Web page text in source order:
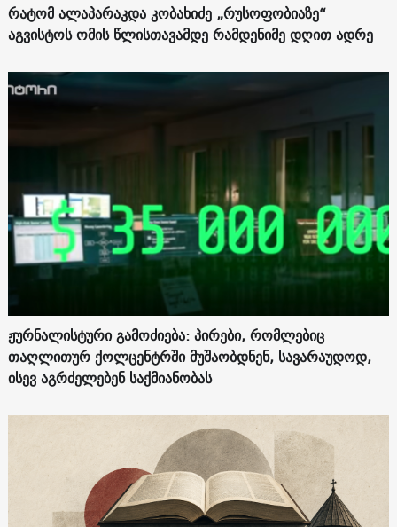
რატომ ალაპარაკდა კობახიძე „რუსოფობიაზე“
აგვისტოს ომის წლისთავამდე რამდენიმე დღით ადრე
ჟურნალისტური გამოძიება: პირები, რომლებიც
თაღლითურ ქოლცენტრში მუშაობდნენ, სავარაუდოდ,
ისევ აგრძელებენ საქმიანობას